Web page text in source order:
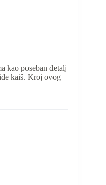
kao poseban detalj
kaiš. Kroj ovog